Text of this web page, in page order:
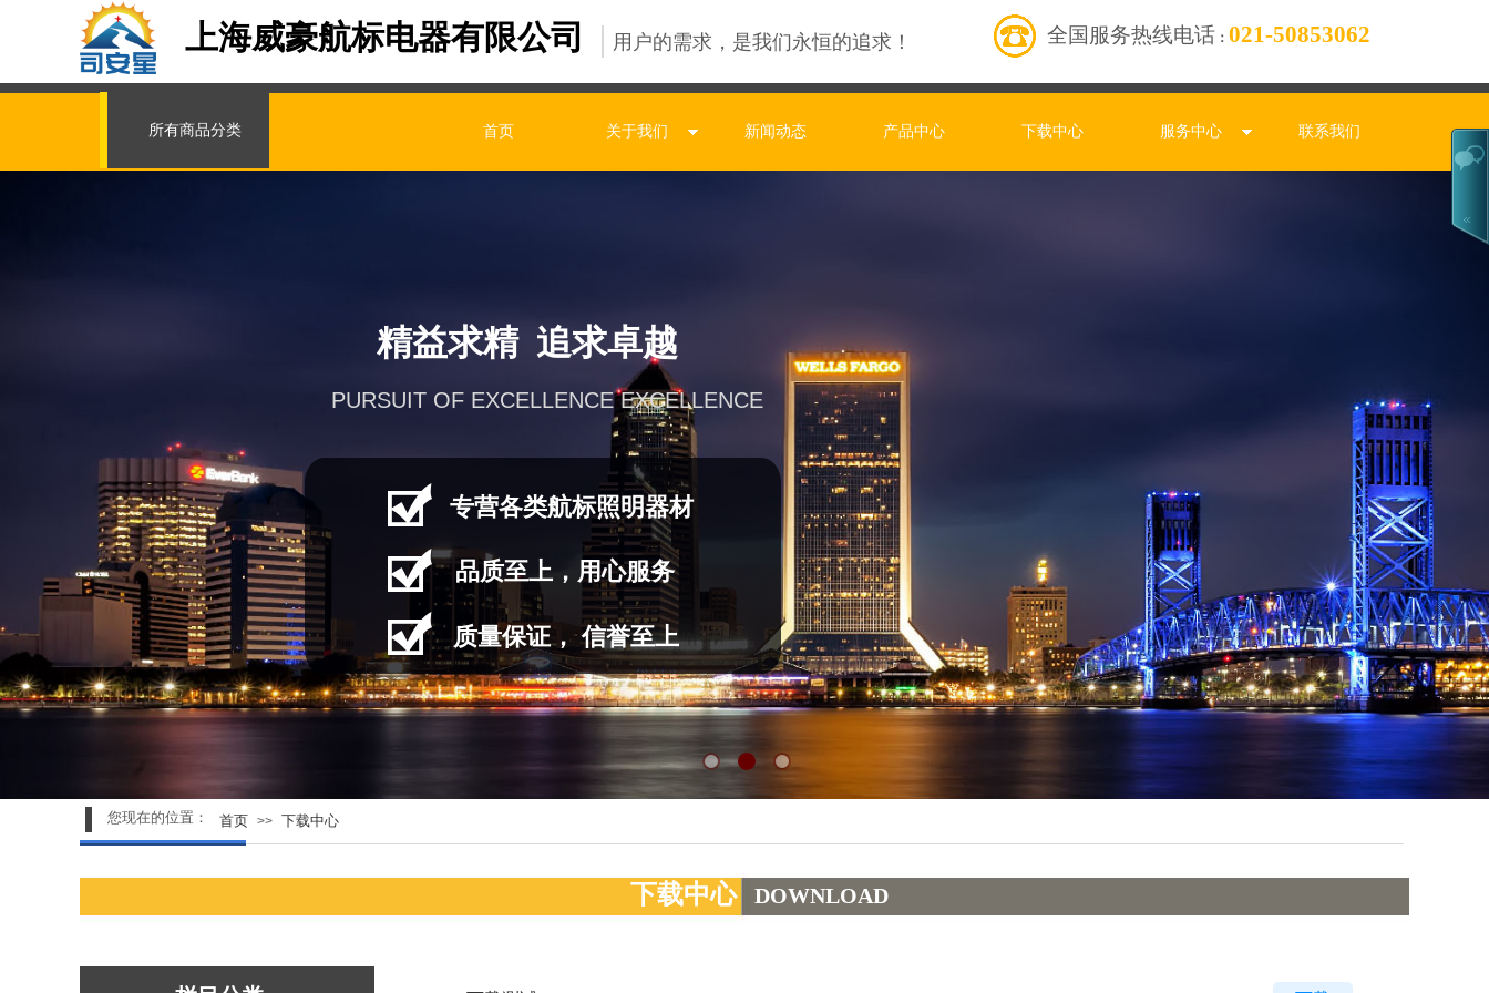
上海威豪航标电器有限公司 全国服务热线电话 ： 021-50853062
用户的需求，是我们永恒的追求！
所有商品分类 首页 关于我们 新闻动态 产品中心 下载中心 服务中心 联系我们
精益求精 追求卓越
PURSUIT OF EXCELLENCE EXCELLENCE
专营各类航标照明器材
品质至上，用心服务
质量保证， 信誉至上
您现在的位置： 首页 >> 下载中心
DOWNLOAD
下载中心